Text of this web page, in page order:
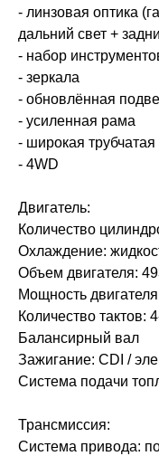
- линзовая оптика
дальний свет +
- набор
- зеркала
- обновлённая
- усиленная рама
- широкая
- 4WD
Двигатель:
Количество
Охлаждение:
Объем двигателя:
Мощность
Количество тактов:
Балансирный вал
Зажигание: CDI /
Система подачи
Трансмиссия:
Система привода: